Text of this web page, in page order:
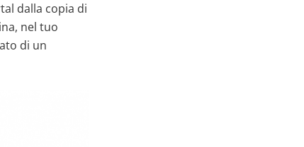
dalla copia di
nel tuo
di un